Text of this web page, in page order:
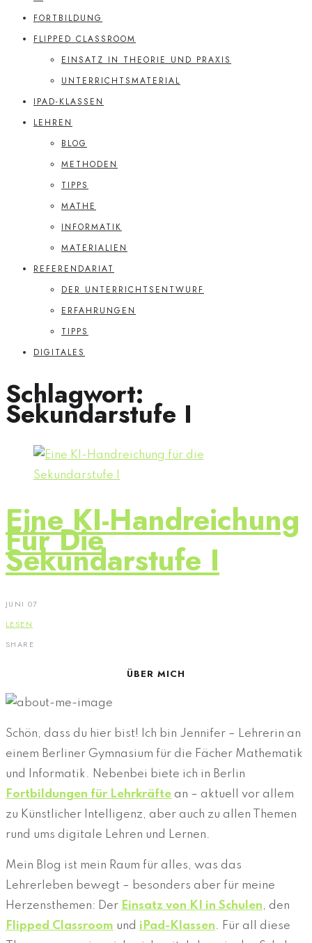
FORTBILDUNG
FLIPPED CLASSROOM
EINSATZ IN THEORIE UND PRAXIS
UNTERRICHTSMATERIAL
IPAD-KLASSEN
LEHREN
BLOG
METHODEN
TIPPS
MATHE
INFORMATIK
MATERIALIEN
REFERENDARIAT
DER UNTERRICHTSENTWURF
ERFAHRUNGEN
TIPPS
DIGITALES
Schlagwort:
Sekundarstufe I
Eine KI-Handreichung
Für Die
Sekundarstufe I
JUNI 07
LESEN
SHARE
ÜBER MICH
Schön, dass du hier bist! Ich bin Jennifer – Lehrerin an
einem Berliner Gymnasium für die Fächer Mathematik
und Informatik. Nebenbei biete ich in Berlin
Fortbildungen für Lehrkräfte an – aktuell vor allem
zu Künstlicher Intelligenz, aber auch zu allen Themen
rund ums digitale Lehren und Lernen.
Mein Blog ist mein Raum für alles, was das
Lehrerleben bewegt – besonders aber für meine
Herzensthemen: Der Einsatz von KI in Schulen, den
Flipped Classroom und iPad-Klassen. Für all diese